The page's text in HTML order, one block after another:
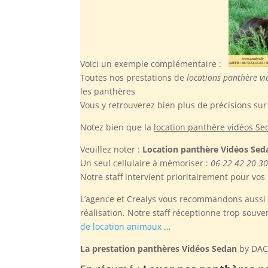
Voici un exemple complémentaire :
Toutes nos prestations delocations panthère
les panthères
Vous y retrouverez bien plus de précisions
Notez bien que la location panthère vidéos
Veuillez noter : Location panthère Vidéos
Un seul cellulaire à mémoriser :06 22 42 20 30
Notre staff intervient prioritairement pour
L’agence et Crealys vous recommandons
réalisation. Notre staff réceptionne trop
de location animaux …
La prestation panthères Vidéos Sedan by